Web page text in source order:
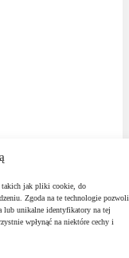
takich jak pliki cookie, do
Zgoda na te technologie pozwoli
lub unikalne identyfikatory na tej
wpłynąć na niektóre cechy i